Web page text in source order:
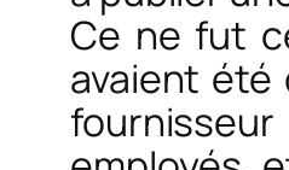
Ce ne fut
avaient été